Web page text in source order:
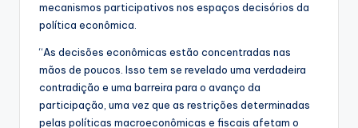
mecanismos participativos nos espaços decisórios da
política econômica.
“As decisões econômicas estão concentradas nas
mãos de poucos. Isso tem se revelado uma verdadeira
contradição e uma barreira para o avanço da
participação, uma vez que as restrições determinadas
pelas políticas macroeconômicas e fiscais afetam o